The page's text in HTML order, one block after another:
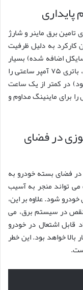
برق ماینر و شارژ
کارکرد به دلیل ظرفیت
اضافه شده) بسیار
کوتاه خواهد بود. برای مثال، یک ماینر ۳۰۰ واتی، باتری ۷۵ آمپر ساعتی را
می شود) در کمتر از یک ساعت
برای ماینینگ مداوم و
در فضای
در فضای بسته خودرو به
تواند منجر به آسیب
خودرو شود. علاوه بر این،
نقص در سیستم برق، می
قابل اشتعال در خودرو
خواهد بود. این خطر